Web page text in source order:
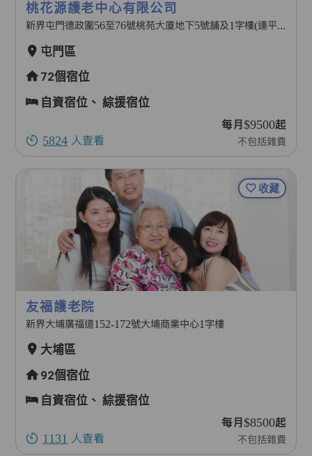
桃花源護老中心有限公司
新界屯門德政圍56至76號桃苑大廈地下5號舖及1字樓(連平台)
屯門區
72個宿位
自資宿位、綜援宿位
5824 人查看
每月$9500起
不包括雜費
收藏
友福護老院
新界大埔廣福道152-172號大埔商業中心1字樓
大埔區
92個宿位
自資宿位、綜援宿位
1131 人查看
每月$8500起
不包括雜費